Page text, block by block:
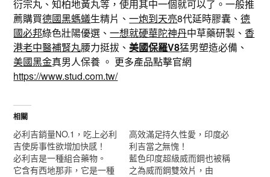
衍宗丸、知柏地黃丸等，使用其中一個就可以了。一般推
薦購買德國黑螞蟻生精片、一炮到天亮8代延時膠囊、德
國必邦綠色壯陽優選、一想就硬華陀神丹中草藥研製、香
港老中醫補腎丸腰力挺拔、美國保羅V8猛男塑造必備、
美國黑金真男人保養 。 更多產品點擊官網
https://www.stud.com.tw/
相關
必利吉銷量NO.1，吃上必利
吉使房事性欲增加快感！
必利吉是一種組合藥物。
它含有西地那非，它是一種
高效滿足持久性愛，印度必
利吉當之無愧！
藍色印度超級威而鋼也被稱
之為威而鋼雙效片，由